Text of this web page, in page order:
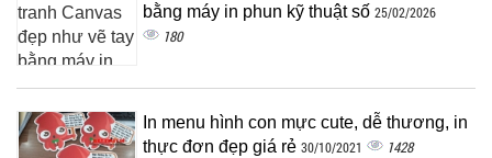
bằng máy in phun kỹ thuật số 25/02/2026
180
In menu hình con mực cute, dễ thương, in
thực đơn đẹp giá rẻ 30/10/2021 1428